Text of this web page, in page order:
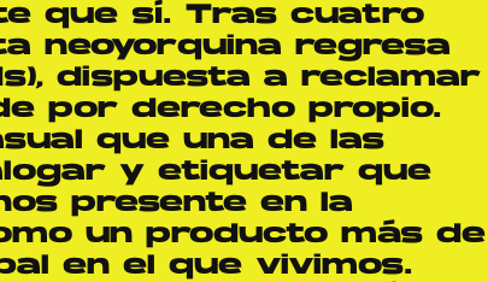
que sí. Tras cuatro
neoyorquina regresa
dispuesta a reclamar
por derecho propio.
que una de las
y etiquetar que
presente en la
un producto más de
en el que vivimos.